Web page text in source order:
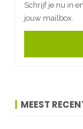
Schrijf je nu in
jouw mailbox.
MEEST